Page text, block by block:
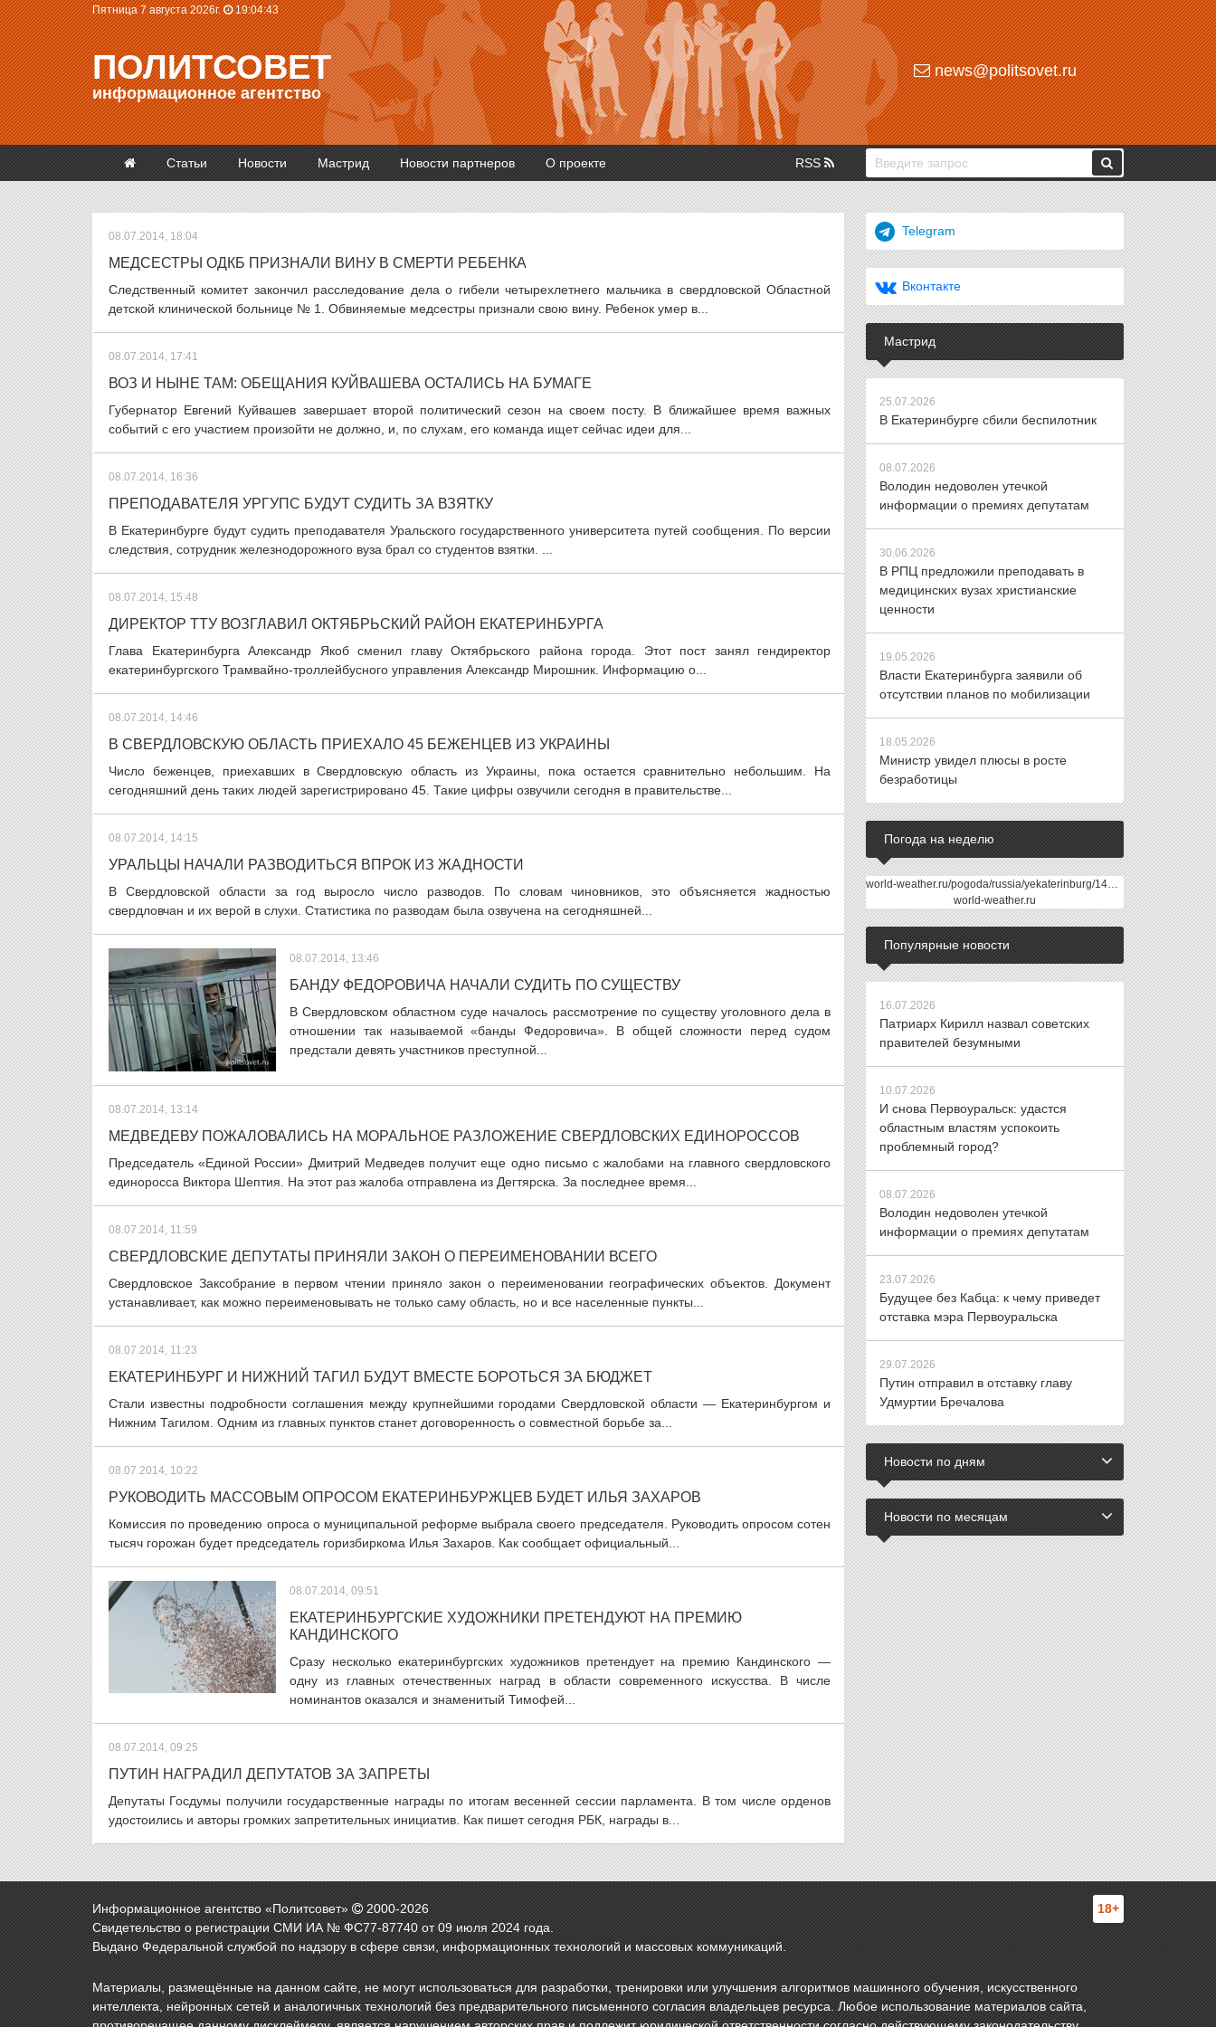
Пятница 7 августа 2026г. 19:04:44
ПОЛИТСОВЕТ
информационное агентство
news@politsovet.ru
Статьи Новости Мастрид Новости партнеров О проекте RSS
08.07.2014, 18:04
МЕДСЕСТРЫ ОДКБ ПРИЗНАЛИ ВИНУ В СМЕРТИ РЕБЕНКА
Следственный комитет закончил расследование дела о гибели четырехлетнего мальчика в свердловской Областной
детской клинической больнице № 1. Обвиняемые медсестры признали свою вину. Ребенок умер в...
08.07.2014, 17:41
ВОЗ И НЫНЕ ТАМ: ОБЕЩАНИЯ КУЙВАШЕВА ОСТАЛИСЬ НА БУМАГЕ
Губернатор Евгений Куйвашев завершает второй политический сезон на своем посту. В ближайшее время важных
событий с его участием произойти не должно, и, по слухам, его команда ищет сейчас идеи для...
08.07.2014, 16:36
ПРЕПОДАВАТЕЛЯ УРГУПС БУДУТ СУДИТЬ ЗА ВЗЯТКУ
В Екатеринбурге будут судить преподавателя Уральского государственного университета путей сообщения. По версии
следствия, сотрудник железнодорожного вуза брал со студентов взятки. ...
08.07.2014, 15:48
ДИРЕКТОР ТТУ ВОЗГЛАВИЛ ОКТЯБРЬСКИЙ РАЙОН ЕКАТЕРИНБУРГА
Глава Екатеринбурга Александр Якоб сменил главу Октябрьского района города. Этот пост занял гендиректор
екатеринбургского Трамвайно-троллейбусного управления Александр Мирошник. Информацию о...
08.07.2014, 14:46
В СВЕРДЛОВСКУЮ ОБЛАСТЬ ПРИЕХАЛО 45 БЕЖЕНЦЕВ ИЗ УКРАИНЫ
Число беженцев, приехавших в Свердловскую область из Украины, пока остается сравнительно небольшим. На
сегодняшний день таких людей зарегистрировано 45. Такие цифры озвучили сегодня в правительстве...
08.07.2014, 14:15
УРАЛЬЦЫ НАЧАЛИ РАЗВОДИТЬСЯ ВПРОК ИЗ ЖАДНОСТИ
В Свердловской области за год выросло число разводов. По словам чиновников, это объясняется жадностью
свердловчан и их верой в слухи. Статистика по разводам была озвучена на сегодняшней...
08.07.2014, 13:46
БАНДУ ФЕДОРОВИЧА НАЧАЛИ СУДИТЬ ПО СУЩЕСТВУ
В Свердловском областном суде началось рассмотрение по существу уголовного дела в
отношении так называемой «банды Федоровича». В общей сложности перед судом
предстали девять участников преступной...
08.07.2014, 13:14
МЕДВЕДЕВУ ПОЖАЛОВАЛИСЬ НА МОРАЛЬНОЕ РАЗЛОЖЕНИЕ СВЕРДЛОВСКИХ ЕДИНОРОССОВ
Председатель «Единой России» Дмитрий Медведев получит еще одно письмо с жалобами на главного свердловского
единоросса Виктора Шептия. На этот раз жалоба отправлена из Дегтярска. За последнее время...
08.07.2014, 11:59
СВЕРДЛОВСКИЕ ДЕПУТАТЫ ПРИНЯЛИ ЗАКОН О ПЕРЕИМЕНОВАНИИ ВСЕГО
Свердловское Заксобрание в первом чтении приняло закон о переименовании географических объектов. Документ
устанавливает, как можно переименовывать не только саму область, но и все населенные пункты...
08.07.2014, 11:23
ЕКАТЕРИНБУРГ И НИЖНИЙ ТАГИЛ БУДУТ ВМЕСТЕ БОРОТЬСЯ ЗА БЮДЖЕТ
Стали известны подробности соглашения между крупнейшими городами Свердловской области — Екатеринбургом и
Нижним Тагилом. Одним из главных пунктов станет договоренность о совместной борьбе за...
08.07.2014, 10:22
РУКОВОДИТЬ МАССОВЫМ ОПРОСОМ ЕКАТЕРИНБУРЖЦЕВ БУДЕТ ИЛЬЯ ЗАХАРОВ
Комиссия по проведению опроса о муниципальной реформе выбрала своего председателя. Руководить опросом сотен
тысяч горожан будет председатель горизбиркома Илья Захаров. Как сообщает официальный...
08.07.2014, 09:51
ЕКАТЕРИНБУРГСКИЕ ХУДОЖНИКИ ПРЕТЕНДУЮТ НА ПРЕМИЮ
КАНДИНСКОГО
Сразу несколько екатеринбургских художников претендует на премию Кандинского —
одну из главных отечественных наград в области современного искусства. В числе
номинантов оказался и знаменитый Тимофей...
08.07.2014, 09:25
ПУТИН НАГРАДИЛ ДЕПУТАТОВ ЗА ЗАПРЕТЫ
Депутаты Госдумы получили государственные награды по итогам весенней сессии парламента. В том числе орденов
удостоились и авторы громких запретительных инициатив. Как пишет сегодня РБК, награды в...
Telegram
Вконтакте
Мастрид
25.07.2026
В Екатеринбурге сбили беспилотник
08.07.2026
Володин недоволен утечкой
информации о премиях депутатам
30.06.2026
В РПЦ предложили преподавать в
медицинских вузах христианские
ценности
19.05.2026
Власти Екатеринбурга заявили об
отсутствии планов по мобилизации
18.05.2026
Министр увидел плюсы в росте
безработицы
Погода на неделю
world-weather.ru/pogoda/russia/yekaterinburg/14days/
world-weather.ru
Популярные новости
16.07.2026
Патриарх Кирилл назвал советских
правителей безумными
10.07.2026
И снова Первоуральск: удастся
областным властям успокоить
проблемный город?
08.07.2026
Володин недоволен утечкой
информации о премиях депутатам
23.07.2026
Будущее без Кабца: к чему приведет
отставка мэра Первоуральска
29.07.2026
Путин отправил в отставку главу
Удмуртии Бречалова
Новости по дням
Новости по месяцам
Информационное агентство «Политсовет» 2000-2026
Свидетельство о регистрации СМИ ИА № ФС77-87740 от 09 июля 2024 года.
Выдано Федеральной службой по надзору в сфере связи, информационных технологий и массовых коммуникаций.
18+
Материалы, размещённые на данном сайте, не могут использоваться для разработки, тренировки или улучшения алгоритмов машинного обучения, искусственного
интеллекта, нейронных сетей и аналогичных технологий без предварительного письменного согласия владельцев ресурса. Любое использование материалов сайта,